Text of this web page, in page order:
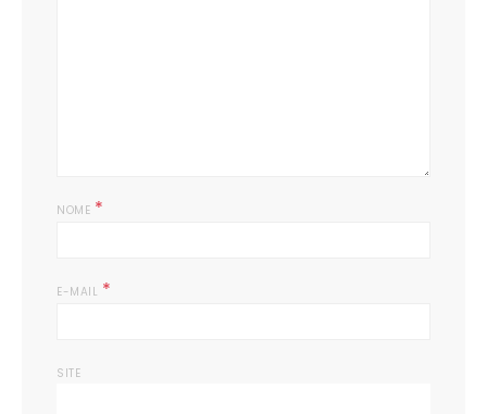
NOME *
E-MAIL *
SITE